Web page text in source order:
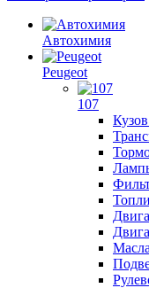
Автохимия
Peugeot
107